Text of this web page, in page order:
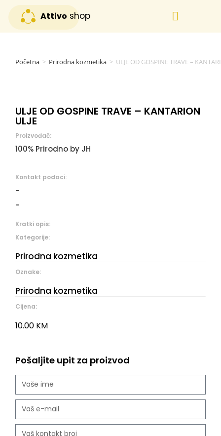
Attivo shop
Početna > Prirodna kozmetika > ULJE OD GOSPINE TRAVE –
ULJE OD GOSPINE TRAVE – KANTARION
ULJE
Proizvođač:
100% Prirodno by JH
Kontakt podaci:
-
-
Kratki opis:
Kategorije:
Prirodna kozmetika
Oznake:
Prirodna kozmetika
Cijena:
10.00 KM
Pošaljite upit za proizvod